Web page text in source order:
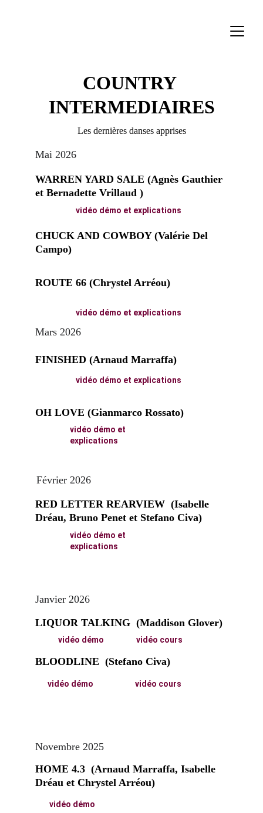
COUNTRY
INTERMEDIAIRES
Les dernières danses apprises
Novembre 2025
HOME 4.3  (Arnaud Marraffa, Isabelle
Dréau et Chrystel Arréou)
vidéo démo
Janvier 2026
BLOODLINE  (Stefano Civa)
vidéo démo vidéo cours
LIQUOR TALKING  (Maddison Glover)
vidéo démo vidéo cours
Février 2026
RED LETTER REARVIEW  (Isabelle
Dréau, Bruno Penet et Stefano Civa)
vidéo démo et
explications
Mars 2026
vidéo démo et
explications
OH LOVE (Gianmarco Rossato)
FINISHED (Arnaud Marraffa)
vidéo démo et explications
Mai 2026
ROUTE 66 (Chrystel Arréou)
vidéo démo et explications
CHUCK AND COWBOY (Valérie Del
Campo)
WARREN YARD SALE (Agnès Gauthier
et Bernadette Vrillaud )
vidéo démo et explications